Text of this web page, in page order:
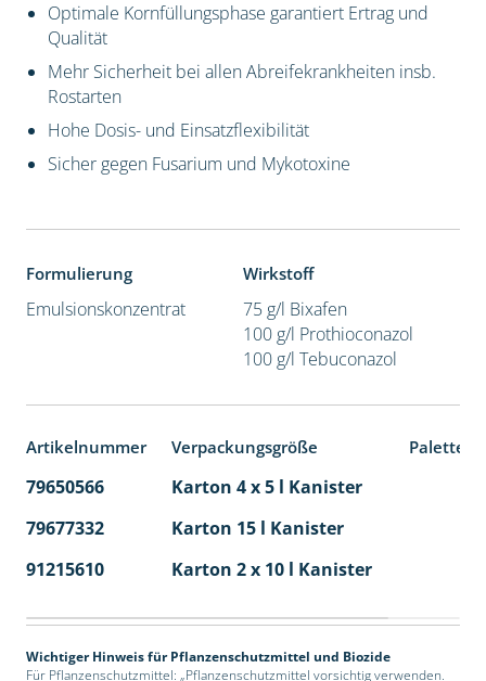
Optimale Kornfüllungsphase garantiert Ertrag und
Qualität
Mehr Sicherheit bei allen Abreifekrankheiten insb.
Rostarten
Hohe Dosis- und Einsatzflexibilität
Sicher gegen Fusarium und Mykotoxine
Formulierung
Emulsionskonzentrat
Wirkstoff
75 g/l Bixafen
100 g/l Prothioconazol
100 g/l Tebuconazol
Artikelnummer Verpackungsgröße
79650566 Karton 4 x 5 l Kanister
79677332
Karton 15 l Kanister
91215610
Karton 2 x 10 l Kanister
Wichtiger Hinweis für Pflanzenschutzmittel und Biozide
Für Pflanzenschutzmittel: „Pflanzenschutzmittel vorsichtig verwenden.